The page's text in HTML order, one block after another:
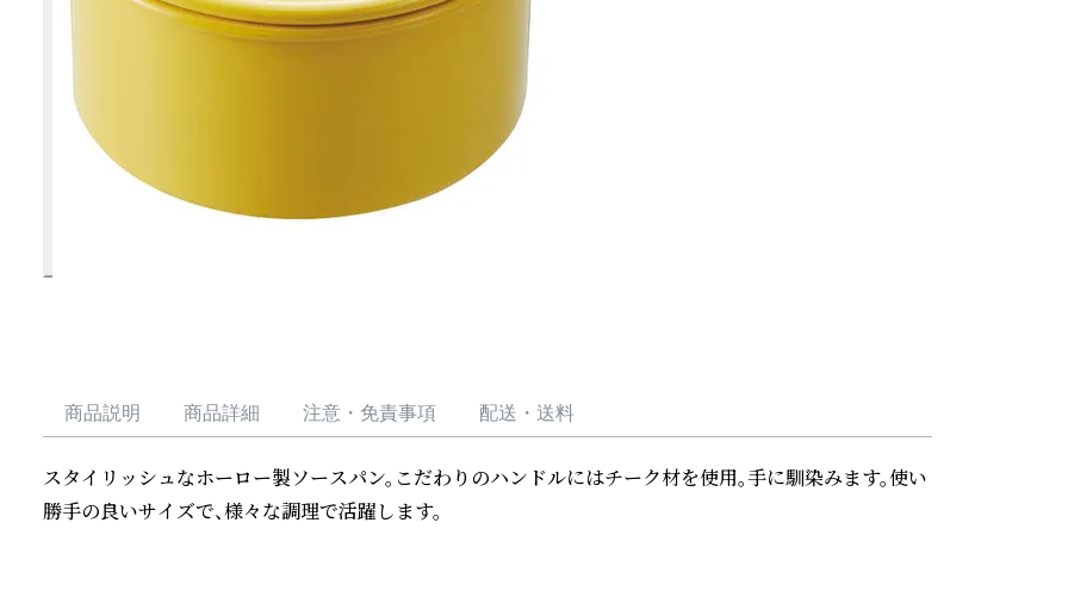
商品説明 商品詳細 注意・免責事項 配送・送料
スタイリッシュなホーロー製ソースパン。こだわりのハンドルにはチーク材を使用。手に馴染みます。使い
勝手の良いサイズで、様々な調理で活躍します。